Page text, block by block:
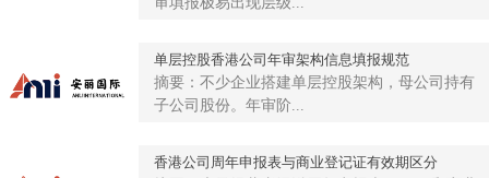
单层控股香港公司年审架构信息填报规范
摘要：不少企业搭建单层控股架构，母公司持有
子公司股份。年审阶...
香港公司周年申报表与商业登记证有效期区分